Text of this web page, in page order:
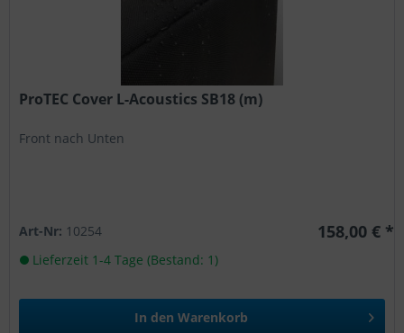
ProTEC Cover L-Acoustics SB18 (m)
Front nach Unten
Art-Nr: 10254 158,00 € *
Lieferzeit 1-4 Tage (Bestand: 1)
In den Warenkorb